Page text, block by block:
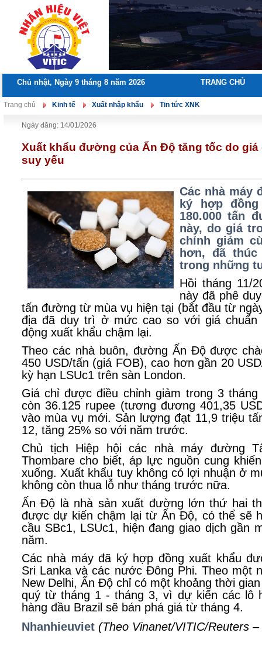
Chủ nhật, Ngày 9 tháng 8 năm 2026 TRANG CHỦ
Trang chủ Kinh tế Xuất nhập khẩu Tin tức XNK
Ngày đăng: 14/01/2026
Xuất khẩu đường của Ấn Độ tăng tốc do giá
suy yếu
Các nhà máy
ký hợp
180.000 tấn
này, do giá
chỉnh giảm
hơn, đã
trong những
Hồi tháng 11/
này đã phê
tấn đường từ mùa vụ hiện tại (bắt đầu từ
địa đã duy trì ở mức cao so với giá chuẩn
động xuất khẩu chậm lại.
Theo các nhà buôn, đường Ấn Độ được
450 USD/tấn (giá FOB), cao hơn gần 20
kỳ hạn LSUc1 trên sàn London.
Giá chỉ được điều chỉnh giảm trong 3
còn 36.125 rupee (tương đương 401,35
vào mùa vụ mới. Sản lượng đạt 11,9 triệu
12, tăng 25% so với năm trước.
Chủ tịch Hiệp hội các nhà máy đường
Thombare cho biết, áp lực nguồn cung
xuống. Xuất khẩu tuy không có lợi nhuận ở
không còn thua lỗ như tháng trước nữa.
Ấn Độ là nhà sản xuất đường lớn thứ hai
được dự kiến chậm lại từ Ấn Độ, có thể sẽ
cầu SBc1, LSUc1, hiện đang giao dịch gần
năm.
Các nhà máy đã ký hợp đồng xuất khẩu
Sri Lanka và các nước Đông Phi. Theo một
New Delhi, Ấn Độ chỉ có một khoảng thời
quý từ tháng 1 - tháng 3, vì dự kiến các lô
hàng đầu Brazil sẽ bán phá giá từ tháng 4.
Nhanhieuviet (Theo Vinanet/VITIC/Reuters –